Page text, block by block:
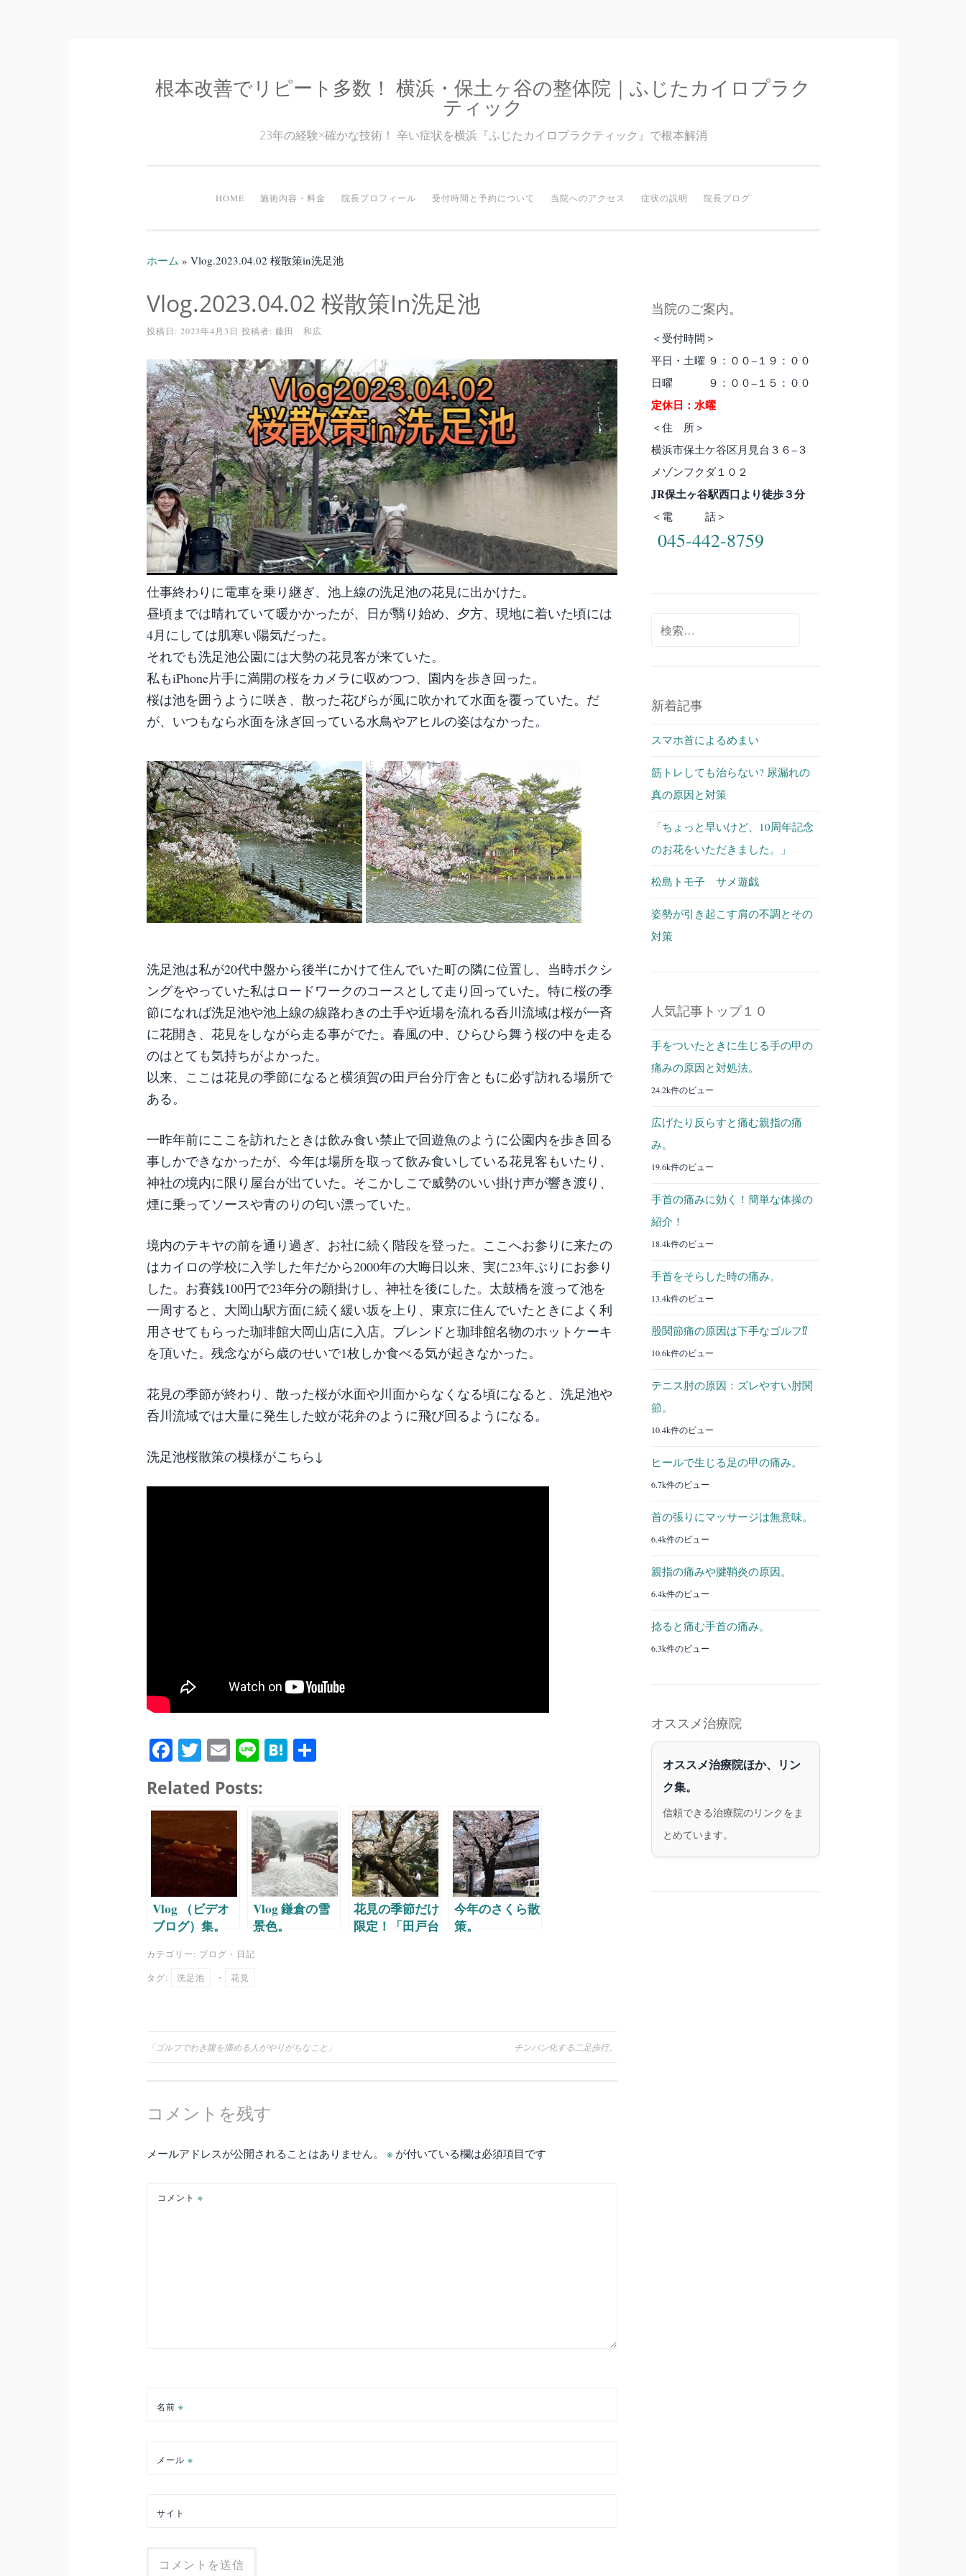
コ
プ
根本改善でリピート多数！ 横浜・保土ヶ谷の整体院｜ふじたカイロプラク
ティック
23年の経験×確かな技術！ 辛い症状を横浜『ふじたカイロプラクティック』で根本解消
HOME 施術内容・料金 院長プロフィール 受付時間と予約について 当院へのアクセス 症状の説明 院長ブログ
ホーム » Vlog.2023.04.02 桜散策in洗足池
Vlog.2023.04.02 桜散策in洗足池
投稿日: 2023年4月3日 投稿者: 藤田 和広
仕事終わりに電車を乗り継ぎ、池上線の洗足池の花見に出かけた。
昼頃までは晴れていて暖かかったが、日が翳り始め、夕方、現地に着いた頃には
4月にしては肌寒い陽気だった。
それでも洗足池公園には大勢の花見客が来ていた。
私もiPhone片手に満開の桜をカメラに収めつつ、園内を歩き回った。
桜は池を囲うように咲き、散った花びらが風に吹かれて水面を覆っていた。だ
が、いつもなら水面を泳ぎ回っている水鳥やアヒルの姿はなかった。
洗足池は私が20代中盤から後半にかけて住んでいた町の隣に位置し、当時ボクシ
ングをやっていた私はロードワークのコースとして走り回っていた。特に桜の季
節になれば洗足池や池上線の線路わきの土手や近場を流れる呑川流域は桜が一斉
に花開き、花見をしながら走る事がでた。春風の中、ひらひら舞う桜の中を走る
のはとても気持ちがよかった。
以来、ここは花見の季節になると横須賀の田戸台分庁舎ともに必ず訪れる場所で
ある。
一昨年前にここを訪れたときは飲み食い禁止で回遊魚のように公園内を歩き回る
事しかできなかったが、今年は場所を取って飲み食いしている花見客もいたり、
神社の境内に限り屋台が出ていた。そこかしこで威勢のいい掛け声が響き渡り、
煙に乗ってソースや青のりの匂い漂っていた。
境内のテキヤの前を通り過ぎ、お社に続く階段を登った。ここへお参りに来たの
はカイロの学校に入学した年だから2000年の大晦日以来、実に23年ぶりにお参り
した。お賽銭100円で23年分の願掛けし、神社を後にした。太鼓橋を渡って池を
一周すると、大岡山駅方面に続く緩い坂を上り、東京に住んでいたときによく利
用させてもらった珈琲館大岡山店に入店。ブレンドと珈琲館名物のホットケーキ
を頂いた。残念ながら歳のせいで1枚しか食べる気が起きなかった。
花見の季節が終わり、散った桜が水面や川面からなくなる頃になると、洗足池や
呑川流域では大量に発生した蚊が花弁のように飛び回るようになる。
洗足池桜散策の模様がこちら↓
Fa
bo
ok
T
wi
tte
r
E
ail
Li H
a
共
Related Posts:
Vlog （ビデオ
ブログ）集。
Vlog 鎌倉の雪
景色。
花見の季節だけ
限定！「田戸台
今年のさくら散
策。
カテゴリー: ブログ ・ 日記
タグ: 洗足池 ・ 花見
投
ナ
ビ
ー
「ゴルフでわき腹を痛める人がやりがちなこと」 チンパン化する二足歩行。
コメントを残す
メールアドレスが公開されることはありません。 ※が付いている欄は必須項目です
コメント ※
名前 ※
メール ※
サイト
当院のご案内。
＜受付時間＞
平日・土曜 ９：００−１９：００
日曜 ９：００−１５：００
定休日：水曜
＜住 所＞
横浜市保土ケ谷区月見台３６−３
メゾンフクダ１０２
JR保土ヶ谷駅西口より徒歩３分
＜電 話＞
045-442-8759
新着記事
スマホ首によるめまい
筋トレしても治らない? 尿漏れの
真の原因と対策
「ちょっと早いけど、10周年記念
のお花をいただきました。」
松島トモ子 サメ遊戯
姿勢が引き起こす肩の不調とその
対策
人気記事トップ１０
手をついたときに生じる手の甲の
痛みの原因と対処法。
24.2k件のビュー
広げたり反らすと痛む親指の痛
み。
19.6k件のビュー
手首の痛みに効く！簡単な体操の
紹介！
18.4k件のビュー
手首をそらした時の痛み。
13.4k件のビュー
股関節痛の原因は下手なゴルフ⁉︎
10.6k件のビュー
テニス肘の原因：ズレやすい肘関
節。
10.4k件のビュー
ヒールで生じる足の甲の痛み。
6.7k件のビュー
首の張りにマッサージは無意味。
6.4k件のビュー
親指の痛みや腱鞘炎の原因。
6.4k件のビュー
捻ると痛む手首の痛み。
6.3k件のビュー
オススメ治療院
オススメ治療院ほか、リン
ク集。
信頼できる治療院のリンクをま
とめています。